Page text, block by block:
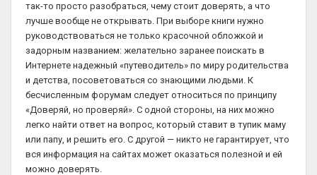
так-то просто разобраться, чему стоит доверять, а что
лучше вообще не открывать. При выборе книги нужно
руководствоваться не только красочной обложкой и
задорным названием: желательно заранее поискать в
Интернете надежный «путеводитель» по миру родительства
и детства, посоветоваться со знающими людьми. К
бесчисленным форумам следует относиться по принципу
«Доверяй, но проверяй». С одной стороны, на них можно
легко найти ответ на вопрос, который ставит в тупик маму
или папу, и решить его. С другой — никто не гарантирует, что
вся информация на сайтах может оказаться полезной и ей
можно доверять.